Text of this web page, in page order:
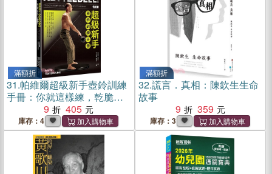
滿額折
31.帕維爾超級新手壺鈴訓練
手冊：你就這樣練，乾脆俐
落一站解決
9 405
庫存：4
滿額折
32.謊言．真相：陳欽生生命
故事
9
359
庫存：3